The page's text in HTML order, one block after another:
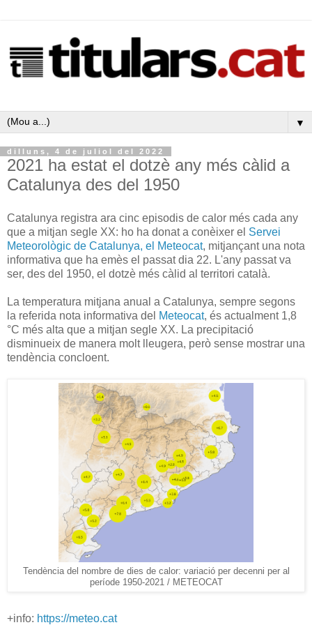
▼
dilluns, 4 de juliol del 2022
2021 ha estat el dotzè any més càlid a
Catalunya des del 1950
Catalunya registra ara cinc episodis de calor més cada any
que a mitjan segle XX: ho ha donat a conèixer el Servei
Meteorològic de Catalunya, el Meteocat, mitjançant una nota
informativa que ha emès el passat dia 22. L'any passat va
ser, des del 1950, el dotzè més càlid al territori català.
La temperatura mitjana anual a Catalunya, sempre segons
la referida nota informativa del Meteocat, és actualment 1,8
°C més alta que a mitjan segle XX. La precipitació
disminueix de manera molt lleugera, però sense mostrar una
tendència concloent.
Tendència del nombre de dies de calor: variació per decenni per al
període 1950-2021 / METEOCAT
+info: https://meteo.cat